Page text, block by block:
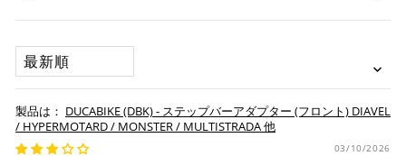
V100 MANDELLO '22-25
V100 MANDELLO AVIAZIONE NAVALE '23-25
V100 MANDELLO S '22-25
※ American Expressでの分割払いのご利用には、事前
す。
※ Diners Clubは分割払い非対応のため、一括払い・リ
ボ払いのみご利用頂けます。
※ 手数料、利息はご利用のカード会社の定めによります
ので、事前にご確認ください。
お取り寄せの場合
・商品ページの納期はあくまで目安になりますので、納期が
早まる場合もございます。
・運送状況や繁忙期の影響により遅れが生じる場合もござい
DUCABIKE (DBK) - ステップバーアダプター (フロント) DIAVEL
/ HYPERMOTARD / MONSTER / MULTISTRADA 他
03/10/2026